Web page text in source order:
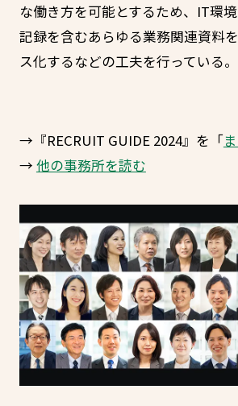
な働き方を可能とするため、IT環
記録を含むあらゆる業務関連資料
ス化するなどの工夫を行っている。
→『RECRUIT GUIDE 2024』を「
→ 他の事務所を読む